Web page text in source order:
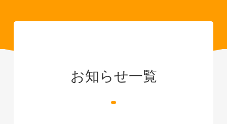
お知らせ一覧